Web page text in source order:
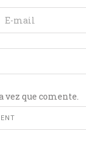
que comente.